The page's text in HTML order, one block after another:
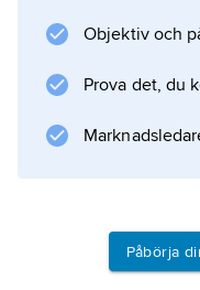
Objektiv och
Prova det, du
Påbörja